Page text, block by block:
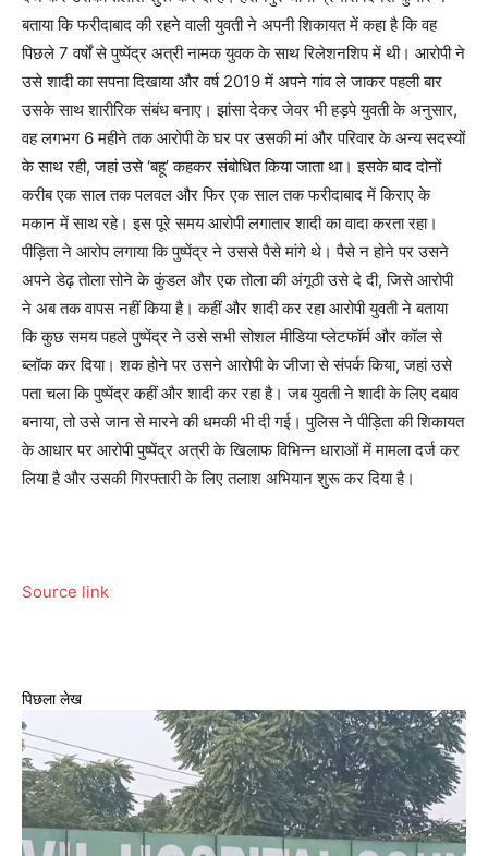
बताया कि फरीदाबाद की रहने वाली युवती ने अपनी शिकायत में कहा है कि वह
पिछले 7 वर्षों से पुष्पेंद्र अत्री नामक युवक के साथ रिलेशनशिप में थी। आरोपी ने
उसे शादी का सपना दिखाया और वर्ष 2019 में अपने गांव ले जाकर पहली बार
उसके साथ शारीरिक संबंध बनाए। झांसा देकर जेवर भी हड़पे युवती के अनुसार,
वह लगभग 6 महीने तक आरोपी के घर पर उसकी मां और परिवार के अन्य सदस्यों
के साथ रही, जहां उसे ‘बहू’ कहकर संबोधित किया जाता था। इसके बाद दोनों
करीब एक साल तक पलवल और फिर एक साल तक फरीदाबाद में किराए के
मकान में साथ रहे। इस पूरे समय आरोपी लगातार शादी का वादा करता रहा।
पीड़िता ने आरोप लगाया कि पुष्पेंद्र ने उससे पैसे मांगे थे। पैसे न होने पर उसने
अपने डेढ़ तोला सोने के कुंडल और एक तोला की अंगूठी उसे दे दी, जिसे आरोपी
ने अब तक वापस नहीं किया है। कहीं और शादी कर रहा आरोपी युवती ने बताया
कि कुछ समय पहले पुष्पेंद्र ने उसे सभी सोशल मीडिया प्लेटफॉर्म और कॉल से
ब्लॉक कर दिया। शक होने पर उसने आरोपी के जीजा से संपर्क किया, जहां उसे
पता चला कि पुष्पेंद्र कहीं और शादी कर रहा है। जब युवती ने शादी के लिए दबाव
बनाया, तो उसे जान से मारने की धमकी भी दी गई। पुलिस ने पीड़िता की शिकायत
के आधार पर आरोपी पुष्पेंद्र अत्री के खिलाफ विभिन्न धाराओं में मामला दर्ज कर
लिया है और उसकी गिरफ्तारी के लिए तलाश अभियान शुरू कर दिया है।
Source link
पिछला लेख